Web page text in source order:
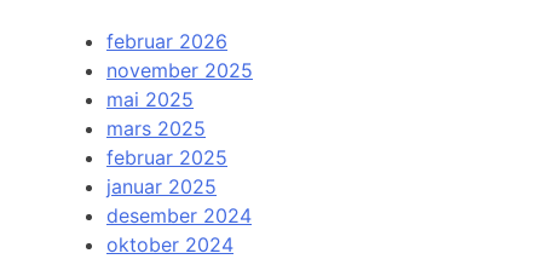
februar 2026
november 2025
mai 2025
mars 2025
februar 2025
januar 2025
desember 2024
oktober 2024